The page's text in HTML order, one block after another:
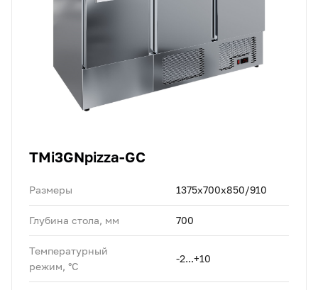
TMi3GNpizza-GC
Размеры 1375х700х850/910
Глубина стола, мм 700
Температурный
режим, °C
-2...+10